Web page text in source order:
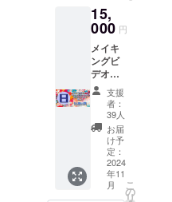
ズとな
りま
す。S・
M・L・
XLの4
サイズ
からお
選びく
ださ
い。
15,
000 円
メイキ
ングビ
デオ
コース
（MV
DVD／
メイキ
ング
DVD-R
／ス
ナップ
ショッ
支援
者：
39人
お届
け予
定：
2024
年11
月
こ
の
リ